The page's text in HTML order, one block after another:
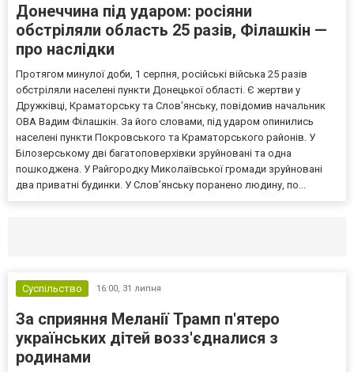
Донеччина під ударом: росіяни
обстріляли область 25 разів, Філашкін —
про наслідки
Протягом минулої доби, 1 серпня, російські війська 25 разів
обстріляли населені пункти Донецької області. Є жертви у
Дружківці, Краматорську та Слов’янську, повідомив начальник
ОВА Вадим Філашкін. За його словами, під ударом опинились
населені пункти Покровського та Краматорського районів. У
Білозерському дві багатоповерхівки зруйновані та одна
пошкоджена. У Райгородку Миколаївської громади зруйновані
два приватні будинки. У Слов’янську поранено людину, по...
Суспільство 16:00, 31 липня
За сприяння Меланії Трамп п'ятеро
українських дітей возз'єдналися з
родинами